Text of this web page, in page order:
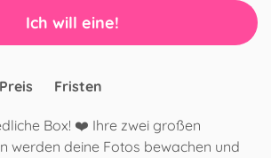
Ich will eine!
Preis Fristen
Box! ❤️ Ihre zwei großen
werden deine Fotos bewachen und